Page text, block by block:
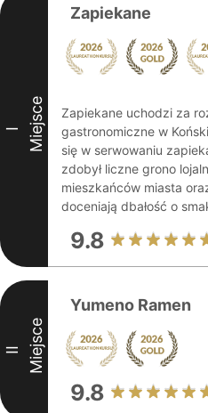
I Miejsce
Zapiekane
Zapiekane uchodzi za
gastronomiczne w
się w serwowaniu
zdobył liczne grono
mieszkańców miasta
doceniają dbałość o
9.8
II Miejsce
Yumeno Ramen
9.8